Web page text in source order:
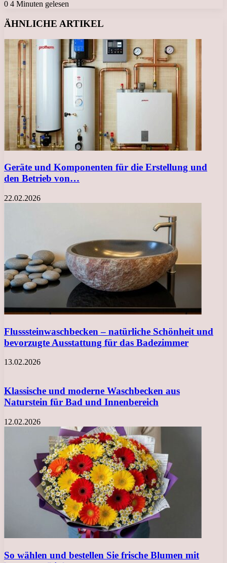
0 4 Minuten gelesen
ÄHNLICHE ARTIKEL
Geräte und Komponenten für die Erstellung und
den Betrieb von…
22.02.2026
Flusssteinwaschbecken – natürliche Schönheit und
bevorzugte Ausstattung für das Badezimmer
13.02.2026
Klassische und moderne Waschbecken aus
Naturstein für Bad und Innenbereich
12.02.2026
So wählen und bestellen Sie frische Blumen mit